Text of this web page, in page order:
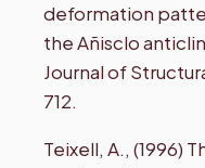
deformation
the Añisclo
Journal of
712.
Teixell, A., (1996)